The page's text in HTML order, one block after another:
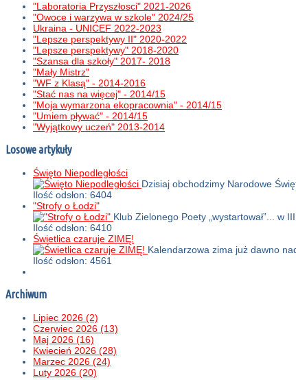
"Laboratoria Przyszłosci" 2021-2026
"Owoce i warzywa w szkole" 2024/25
Ukraina - UNICEF 2022-2023
"Lepsze perspektywy II" 2020-2022
"Lepsze perspektywy" 2018-2020
"Szansa dla szkoły" 2017- 2018
"Mały Mistrz"
"WF z Klasą" - 2014-2016
"Stać nas na więcej" - 2014/15
"Moja wymarzona ekopracownia" - 2014/15
"Umiem pływać" - 2014/15
"Wyjątkowy uczeń" 2013-2014
Losowe artykuły
Święto Niepodległości
Dzisiaj obchodzimy Narodowe
Ilość odsłon: 6404
"Strofy o Łodzi"
Klub Zielonego Poety „wystartował”... w
Ilość odsłon: 6410
Świetlica czaruje ZIMĘ!
Kalendarzowa zima już dawno
Ilość odsłon: 4561
Archiwum
Lipiec 2026 (2)
Czerwiec 2026 (13)
Maj 2026 (16)
Kwiecień 2026 (28)
Marzec 2026 (24)
Luty 2026 (20)